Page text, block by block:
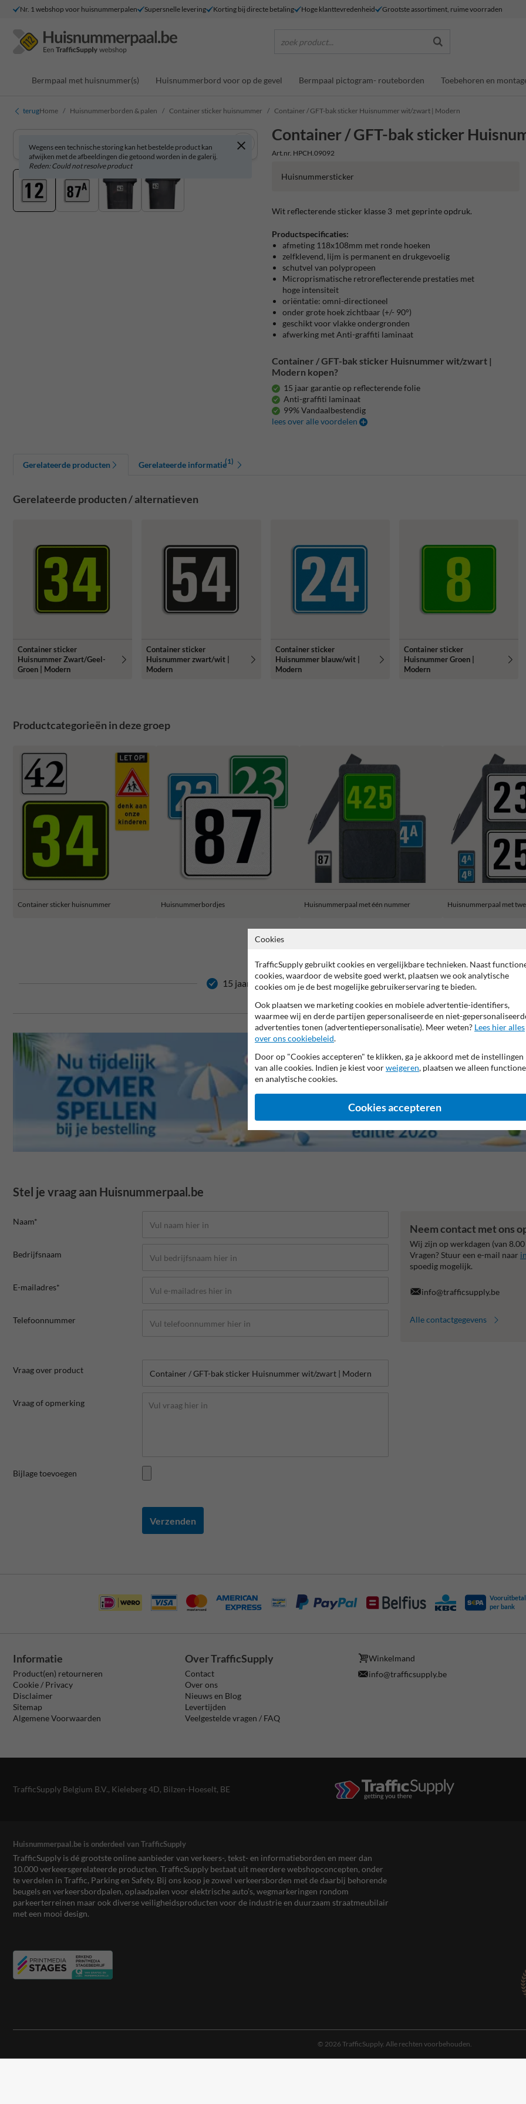
Nr. 1 webshop voor huisnummerpalen Supersnelle levering Korting bij directe betaling Hoge klanttevredenheid Grootste assortiment, ruime voorraden
zoek product...
Bermpaal met huisnummer(s) Huisnummerbord voor op de gevel Bermpaal pictogram- routeborden Toebehoren en
terugHome Huisnummerborden & palen Container sticker huisnummer Container / GFT-bak sticker Huisnummer wit/zwart | Modern
Container / GFT-bak sticker
Art.nr. HPCH.09092
Wegens een technische storing kan het bestelde product kan
afwijken met de afbeeldingen die getoond worden in de galerij.
Reden: Could not resolve product
Huisnummersticker
Wit reflecterende sticker klasse 3 met geprinte opdruk.
Productspecificaties:
afmeting 118x108mm met ronde hoeken
zelfklevend, lijm is permanent en drukgevoelig
schutvel van polypropeen
Microprismatische retroreflecterende prestaties met
hoge intensiteit
oriëntatie: omni-directioneel
onder grote hoek zichtbaar (+/- 90°)
geschikt voor vlakke ondergronden
afwerking met Anti-graffiti laminaat
Container / GFT-bak sticker Huisnummer wit/zwart |
Modern kopen?
15 jaar garantie op reflecterende folie
Anti-graffiti laminaat
99% Vandaalbestendig
lees over alle voordelen
Gerelateerde producten Gerelateerde informatie(1)
Gerelateerde producten / alternatieven
Container sticker
Huisnummer Zwart/Geel-
Groen | Modern
Container sticker
Huisnummer zwart/wit |
Modern
Container sticker
Huisnummer blauw/wit |
Modern
Container sticker
Huisnummer Groen |
Modern
Productcategorieën in deze groep
Container sticker huisnummer Huisnummerbordjes Huisnummerpaal met één nummer Huisnummerpaal met
15 jaar garantie op reflecterende folie Anti-graffiti laminaat 99%
Stel je vraag aan Huisnummerpaal.be
Naam*
Bedrijfsnaam
E-mailadres*
Telefoonnummer
Vraag over product
Vraag of opmerking
Bijlage toevoegen
Verzenden
Neem contact met ons
Wij zijn op werkdagen (van
Vragen? Stuur een e-mail naar
spoedig mogelijk.
info@trafficsupply.be
Alle contactgegevens
per bank
Informatie
Product(en) retourneren
Cookie / Privacy
Disclaimer
Sitemap
Algemene Voorwaarden
Over TrafficSupply
Contact
Over ons
Nieuws en Blog
Levertijden
Veelgestelde vragen / FAQ
Winkelmand
info@trafficsupply.be
TrafficSupply Belgium B.V., Kieleberg 4D, Bilzen-Hoeselt, BE
Huisnummerpaal.be is onderdeel van TrafficSupply
TrafficSupply is dé grootste online aanbieder van verkeers-, tekst- en informatieborden en meer dan
10.000 verkeersgerelateerde producten. TrafficSupply bestaat uit meerdere webshopconcepten, onder
te verdelen in Traffic, Parking en Safety. Bij ons koop je zowel verkeersborden met de daarbij behorende
beugels en verkeersbordpalen, oplaadpalen voor elektrische auto’s, wegmarkeringen rondom
parkeerterreinen maar ook diverse veiligheidsproducten voor de industrie en duurzaam straatmeubilair
met een mooi design.
© 2026 TrafficSupply. Alle rechten voorbehouden.
Cookies
TrafficSupply gebruikt cookies en vergelijkbare technieken. Naast
cookies, waardoor de website goed werkt, plaatsen we ook analytische
cookies om je de best mogelijke gebruikerservaring te bieden.
Ook plaatsen we marketing cookies en mobiele advertentie-identifiers,
waarmee wij en derde partijen gepersonaliseerde en niet-
advertenties tonen (advertentiepersonalisatie). Meer weten? Lees hier alles
over ons cookiebeleid.
Door op "Cookies accepteren" te klikken, ga je akkoord met de instellingen
van alle cookies. Indien je kiest voorweigeren, plaatsen we alleen
en analytische cookies.
Cookies accepteren